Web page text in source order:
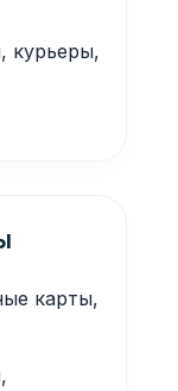
курьеры,
карты,